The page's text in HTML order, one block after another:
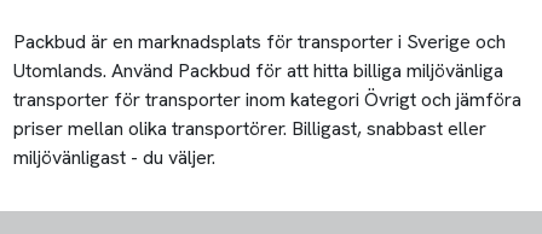
Packbud är en marknadsplats för transporter i Sverige och
Utomlands. Använd Packbud för att hitta billiga miljövänliga
transporter för transporter inom kategori Övrigt och jämföra
priser mellan olika transportörer. Billigast, snabbast eller
miljövänligast - du väljer.